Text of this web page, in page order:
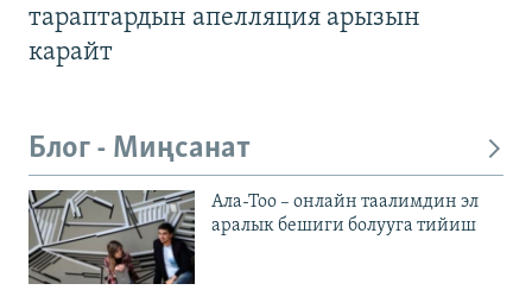
тараптардын апелляция арызын
карайт
Блог - Миңсанат
Ала-Тоо – онлайн таалимдин эл
аралык бешиги болууга тийиш